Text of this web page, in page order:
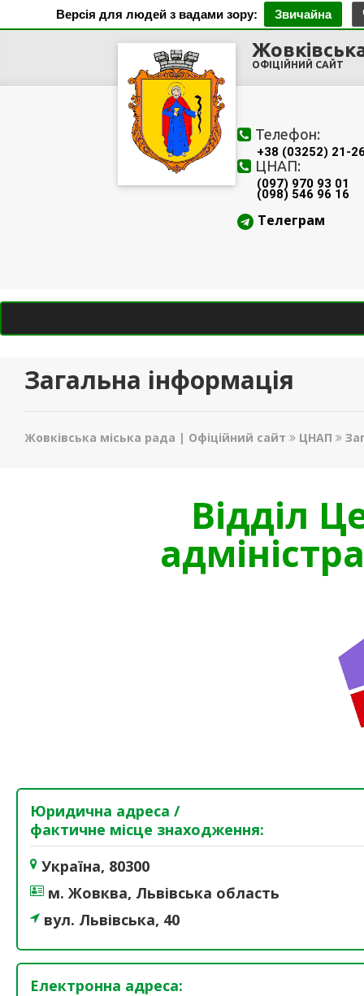
Версія для людей з вадами зору: Звичайна
ОФІЦІЙНИЙ САЙТ
Телефон:
+38 (03252) 21-
ЦНАП:
(097) 970 93 01
(098) 546 96 16
Телеграм
Загальна інформація
Жовківська міська рада | Офіційний сайт ЦНАП
Відділ
Юридична адреса /
фактичне місце знаходження:
Україна, 80300
м. Жовква, Львівська область
вул. Львівська, 40
Електронна адреса: